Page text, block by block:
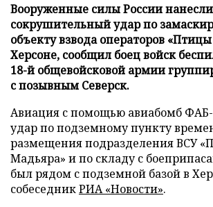
Вооруженные силы России нанесли
сокрушительный удар по
объекту взвода операторов
Херсоне, сообщил боец войск
18-й общевойсковой армии
с позывным Северск.
Авиация с помощью авиабомб ФАБ-
удар по подземному пункту
размещения подразделения ВСУ
Мадьяра» и по складу с
был рядом с подземной базой в
собеседникРИА «Новости».